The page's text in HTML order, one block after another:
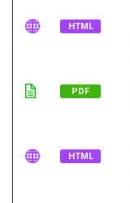
HTML
PDF
HTML